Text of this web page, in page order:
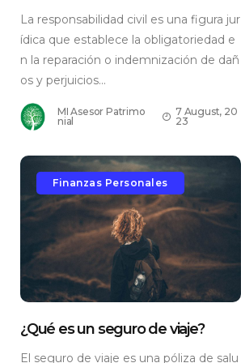
La responsabilidad civil es una figura jur
ídica que establece la obligatoriedad e
n la reparación o indemnización de dañ
os y perjuicios...
MI Asesor Patrimo
nial
7 August, 20
23
Finanzas Personales
¿Qué es un seguro de viaje?
El seguro de viaje es una póliza de salu